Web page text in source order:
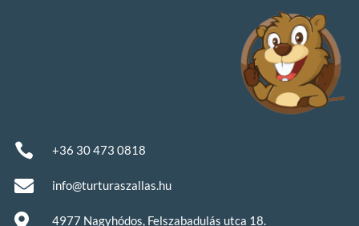
 +36 30 473 0818
 info@turturaszallas.hu
 4977 Nagyhódos, Felszabadulás utca 18.